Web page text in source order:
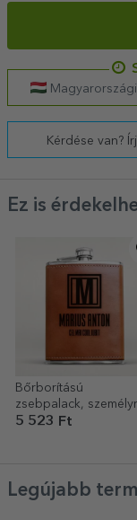
Magyarországi
Kérdése van?
Ez is
Bőrborítású
zsebpalack,
szabott üzenettel és
5 523 Ft
Legújabb